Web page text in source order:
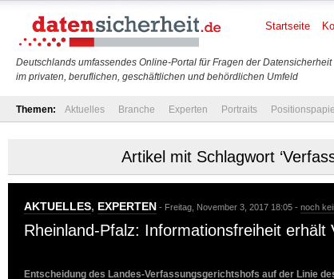
Deutschlands umfassendes Online-Portal für Fragen der Datensicherheit
im privaten, beruflichen, geschäftlichen und behördlichen Umfeld
Startseite
Themen: Aktuelles Branche Experten Portraits
Artikel mit Schlagwort
AKTUELLES, EXPERTEN - Freitag, November 3, 2017 18:05 - noch
Rheinland-Pfalz: Informationsfreiheit erhält
Entscheidung des Landes-Verfassungsgerichtshofs auf der Linie